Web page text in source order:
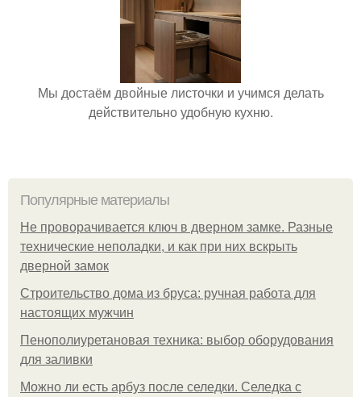
Мы достаём двойные листочки и учимся делать
действительно удобную кухню.
Популярные материалы
Не проворачивается ключ в дверном замке. Разные
технические неполадки, и как при них вскрыть
дверной замок
Строительство дома из бруса: ручная работа для
настоящих мужчин
Пенополиуретановая техника: выбор оборудования
для заливки
Можно ли есть арбуз после селедки. Селедка с